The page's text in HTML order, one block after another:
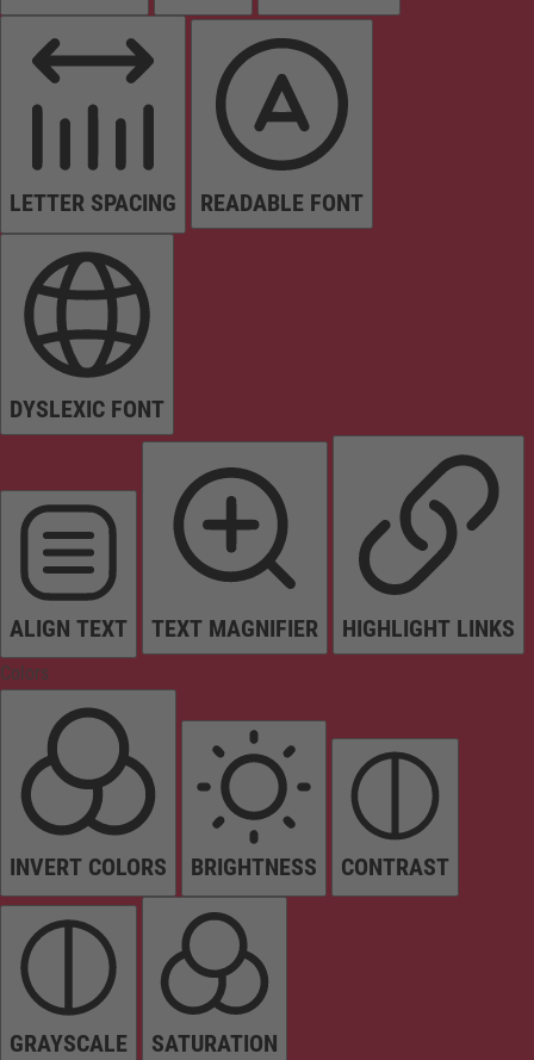
LETTER SPACING READABLE FONT
DYSLEXIC FONT
ALIGN TEXT TEXT MAGNIFIER HIGHLIGHT LINKS
Colors
INVERT COLORS BRIGHTNESS CONTRAST
GRAYSCALE SATURATION